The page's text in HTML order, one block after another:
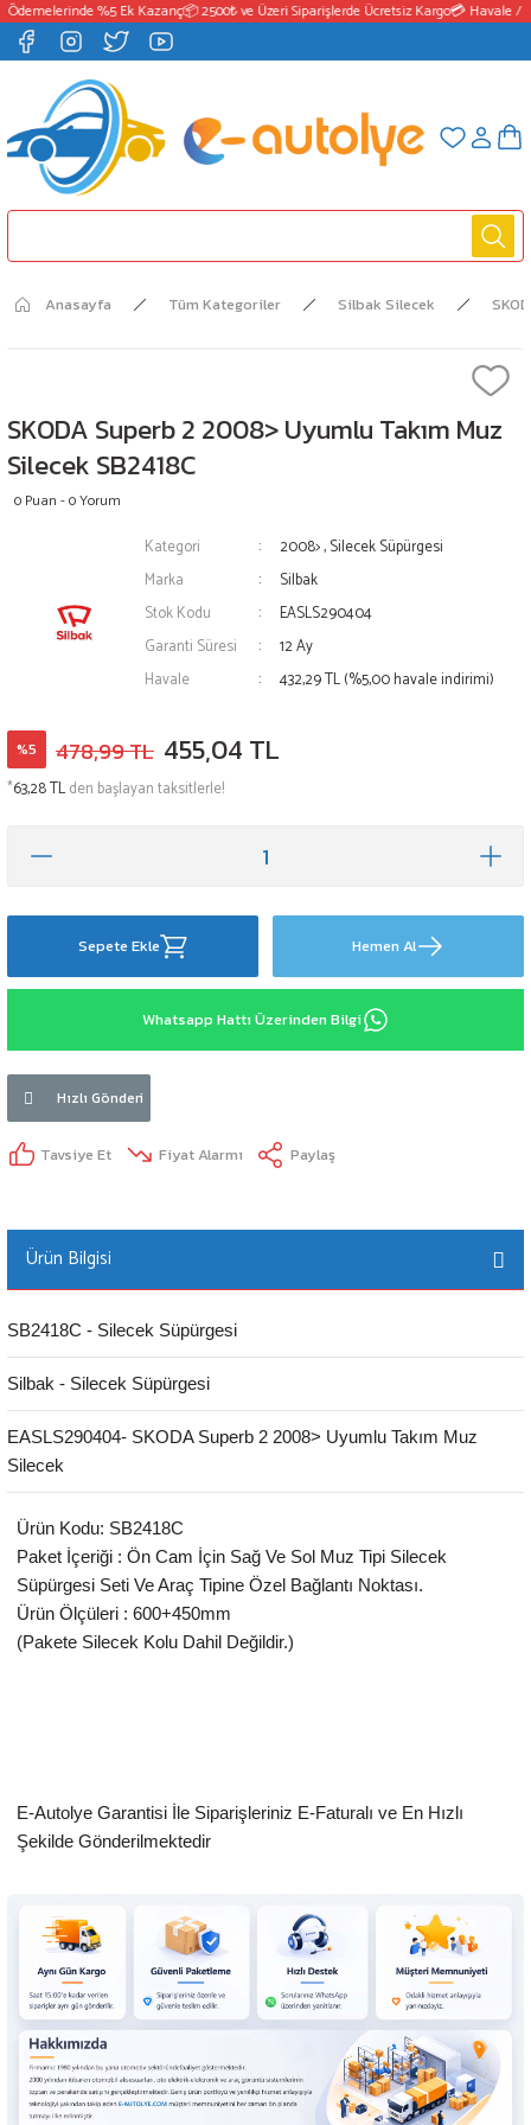
%5 Ek Kazanç📦 2500₺ ve Üzeri Siparişlerde Ücretsiz Kargo💳 Havale /
Anasayfa Tüm Kategoriler Silbak Silecek
SKODA Superb 2 2008> Uyumlu Takım Muz
Silecek SB2418C
0 Puan - 0 Yorum
Kategori 2008>,Silecek Süpürgesi
Marka
Silbak
Stok Kodu
EASLS290404
Garanti Süresi
12 Ay
Havale
432,29 TL (%5,00 havale indirimi)
%5 478,99 TL 455,04 TL
*63,28 TLden başlayan taksitlerle!
Sepete Ekle Hemen Al
Whatsapp Hattı Üzerinden Bilgi
Hızlı Gönderi
Tavsiye Et Fiyat Alarmı Paylaş
Ürün Bilgisi
SB2418C - Silecek Süpürgesi
Silbak - Silecek Süpürgesi
EASLS290404- SKODA Superb 2 2008> Uyumlu Takım Muz
Silecek
Ürün Kodu: SB2418C
Paket İçeriği : Ön Cam İçin Sağ Ve Sol Muz Tipi Silecek
Süpürgesi Seti Ve Araç Tipine Özel Bağlantı Noktası.
Ürün Ölçüleri : 600+450mm
(Pakete Silecek Kolu Dahil Değildir.)
E-Autolye Garantisi İle Siparişleriniz E-Faturalı ve En Hızlı
Şekilde Gönderilmektedir